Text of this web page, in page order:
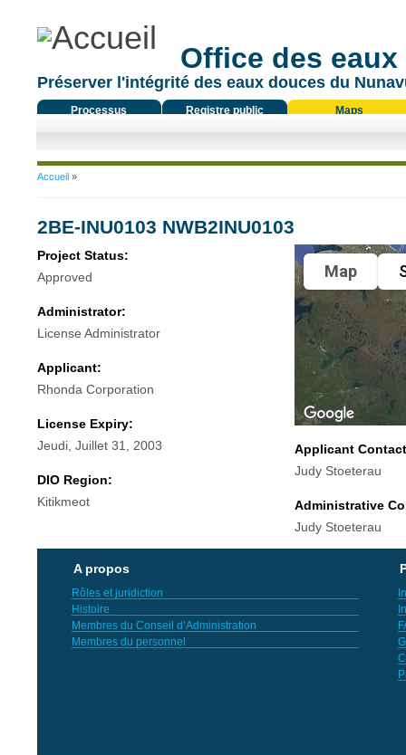
Office des
Préserver l'intégrité des eaux douces du
Processus
Registre public Maps
Vous êtes ici
Accueil»
2BE-INU0103 NWB2INU0103
Project Status:
Approved
Administrator:
License Administrator
Applicant:
Rhonda Corporation
License Expiry:
Jeudi, Juillet 31, 2003
DIO Region:
Kitikmeot
Map
Applicant
Judy Stoeterau
Administrative
Judy Stoeterau
A propos
Rôles et juridiction
Histoire
Membres du Conseil d’Administration
Membres du personnel